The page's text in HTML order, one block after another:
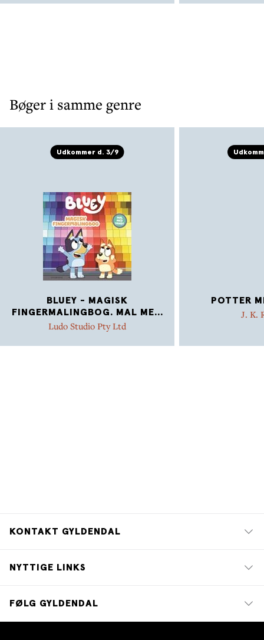
Bøger i samme genre
Udkommer d. 3/9
BLUEY - MAGISK
FINGERMALINGBOG. MAL ME...
Ludo Studio Pty Ltd
POTTER
J. K.
KONTAKT GYLDENDAL
NYTTIGE LINKS
FØLG GYLDENDAL